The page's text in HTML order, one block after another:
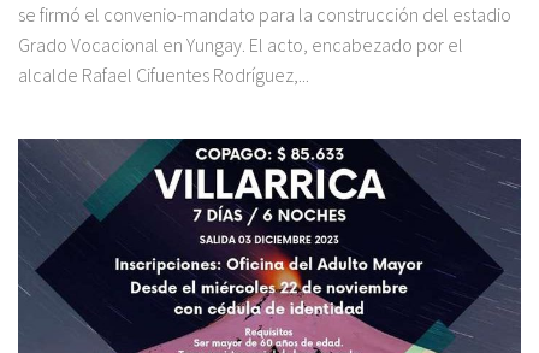
se firmó el convenio-mandato para la construcción del estadio
Grado Vocacional en Yungay. El acto, encabezado por el
alcalde Rafael Cifuentes Rodríguez,...